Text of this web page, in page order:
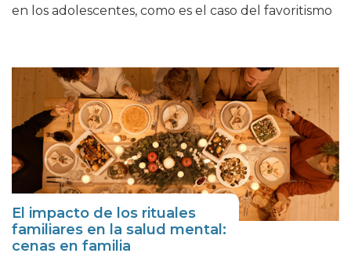
en los adolescentes, como es el caso del favoritismo
El impacto de los rituales
familiares en la salud mental:
cenas en familia